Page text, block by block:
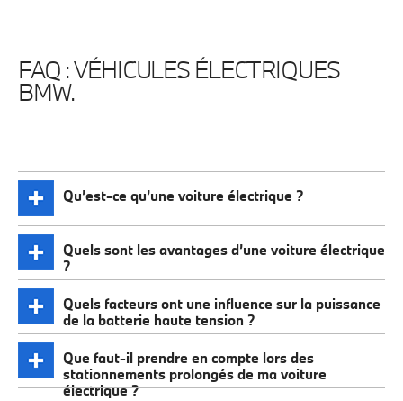
FAQ : VÉHICULES ÉLECTRIQUES
BMW.
Qu’est-ce qu’une voiture électrique ?
Quels sont les avantages d’une voiture électrique
?
Quels facteurs ont une influence sur la puissance
de la batterie haute tension ?
Que faut-il prendre en compte lors des
stationnements prolongés de ma voiture
électrique ?